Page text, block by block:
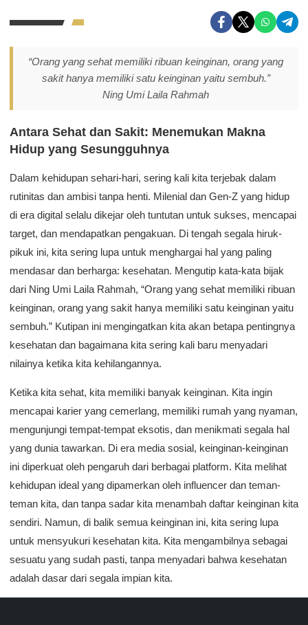
“Orang yang sehat memiliki ribuan keinginan, orang yang
sakit hanya memiliki satu keinginan yaitu sembuh.”
Ning Umi Laila Rahmah
Antara Sehat dan Sakit: Menemukan Makna
Hidup yang Sesungguhnya
Dalam kehidupan sehari-hari, sering kali kita terjebak dalam
rutinitas dan ambisi tanpa henti. Milenial dan Gen-Z yang hidup
di era digital selalu dikejar oleh tuntutan untuk sukses, mencapai
target, dan mendapatkan pengakuan. Di tengah segala hiruk-
pikuk ini, kita sering lupa untuk menghargai hal yang paling
mendasar dan berharga: kesehatan. Mengutip kata-kata bijak
dari Ning Umi Laila Rahmah, “Orang yang sehat memiliki ribuan
keinginan, orang yang sakit hanya memiliki satu keinginan yaitu
sembuh.” Kutipan ini mengingatkan kita akan betapa pentingnya
kesehatan dan bagaimana kita sering kali baru menyadari
nilainya ketika kita kehilangannya.
Ketika kita sehat, kita memiliki banyak keinginan. Kita ingin
mencapai karier yang cemerlang, memiliki rumah yang nyaman,
mengunjungi tempat-tempat eksotis, dan menikmati segala hal
yang dunia tawarkan. Di era media sosial, keinginan-keinginan
ini diperkuat oleh pengaruh dari berbagai platform. Kita melihat
kehidupan ideal yang dipamerkan oleh influencer dan teman-
teman kita, dan tanpa sadar kita menambah daftar keinginan kita
sendiri. Namun, di balik semua keinginan ini, kita sering lupa
untuk mensyukuri kesehatan kita. Kita mengambilnya sebagai
sesuatu yang sudah pasti, tanpa menyadari bahwa kesehatan
adalah dasar dari segala impian kita.